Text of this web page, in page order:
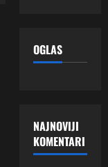
OGLAS
NAJNOVIJI
KOMENTARI